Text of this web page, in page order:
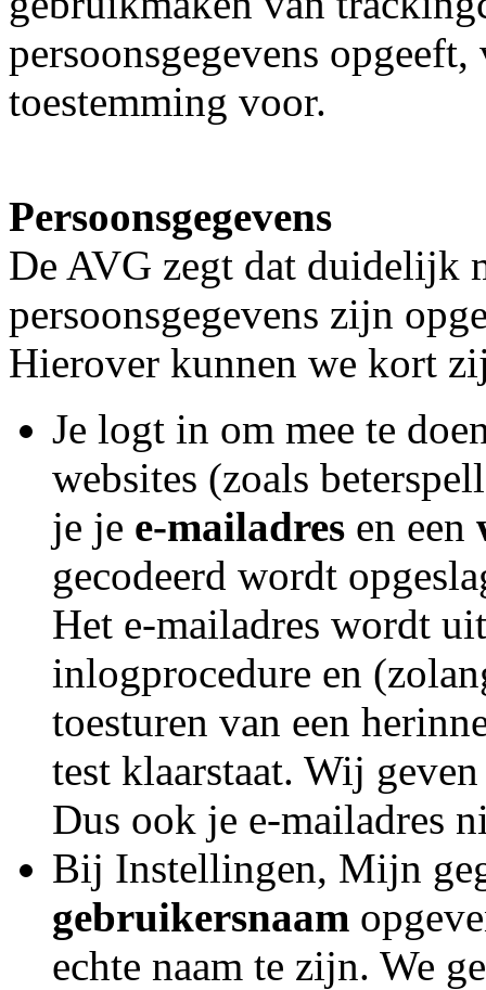
persoonsgegevens
toestemming voor.
Persoonsgegevens
De AVG zegt dat duidelijk
persoonsgegevens zijn
Hierover kunnen we kort
Je logt in om mee te
websites (zoals
je je e-mailadres en een
gecodeerd wordt
Het e-mailadres wordt
inlogprocedure en
toesturen van een
test klaarstaat. Wij
Dus ook je e-mailadres
Bij Instellingen, Mijn
gebruikersnaam
echte naam te zijn. We